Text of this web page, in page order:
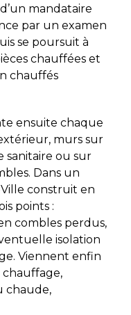
mandataire
par un examen
se poursuit à
chauffées et
chauffés
ensuite chaque
murs sur
sanitaire ou sur
Dans un
construit en
points :
combles perdus,
isolation
Viennent enfin
chauffage,
chaude,